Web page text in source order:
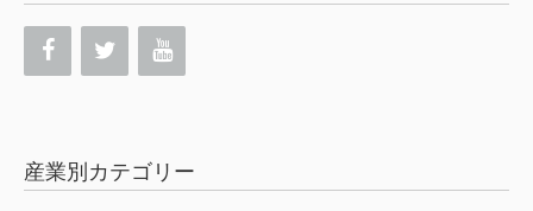
産業別カテゴリー